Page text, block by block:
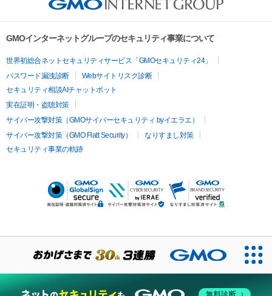
GMOインターネットグループのセキュリティ事業について
世界初総合ネットセキュリティサービス「GMOセキュリティ24」
パスワード漏洩診断
Webサイトリスク診断
セキュリティ相談AIチャットボット
実在証明・盗聴対策
サイバー攻撃対策（GMOサイバーセキュリティ byイエラエ）
サイバー攻撃対策（GMO Flatt Security）
なりすまし対策
セキュリティ事業の軌跡
無料診断